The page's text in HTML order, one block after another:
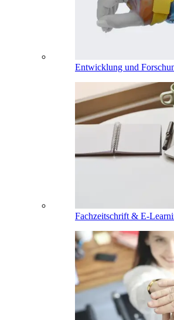
Entwicklung und
Fachzeitschrift & E-